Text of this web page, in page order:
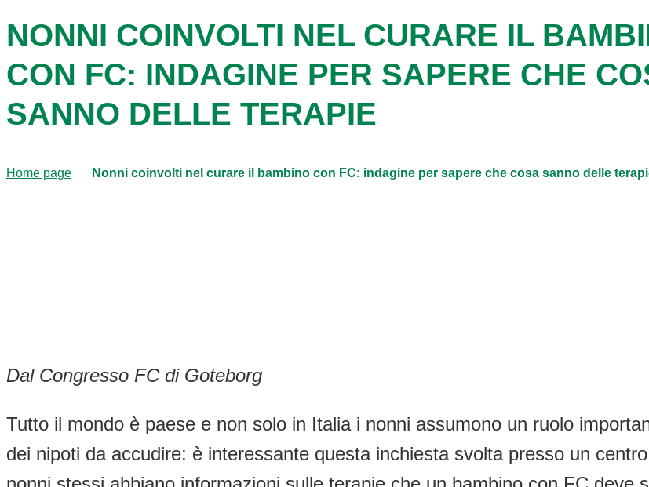
NONNI COINVOLTI NEL CURARE IL
CON FC: INDAGINE PER SAPERE CHE
SANNO DELLE TERAPIE
Home page Nonni coinvolti nel curare il bambino con FC: indagine per sapere che cosa sanno delle
Dal Congresso FC di Goteborg
Tutto il mondo è paese e non solo in Italia i nonni assumono un ruolo
dei nipoti da accudire: è interessante questa inchiesta svolta presso un